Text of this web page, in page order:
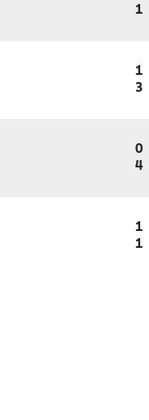
1
1
3
0
4
1
1